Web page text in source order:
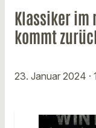
Klassiker im
kommt
23. Januar 2024